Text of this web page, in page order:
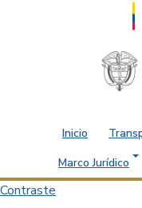
Saltar al contenido
Inicio
Marco Jurídico
Contraste